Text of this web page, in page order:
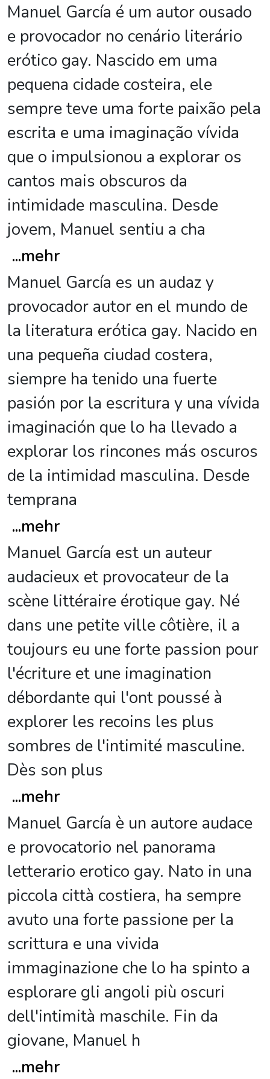
Manuel García é um autor ousado
e provocador no cenário literário
erótico gay. Nascido em uma
pequena cidade costeira, ele
sempre teve uma forte paixão pela
escrita e uma imaginação vívida
que o impulsionou a explorar os
cantos mais obscuros da
intimidade masculina. Desde
jovem, Manuel sentiu a cha
...mehr
Manuel García es un audaz y
provocador autor en el mundo de
la literatura erótica gay. Nacido en
una pequeña ciudad costera,
siempre ha tenido una fuerte
pasión por la escritura y una vívida
imaginación que lo ha llevado a
explorar los rincones más oscuros
de la intimidad masculina. Desde
temprana
...mehr
Manuel García est un auteur
audacieux et provocateur de la
scène littéraire érotique gay. Né
dans une petite ville côtière, il a
toujours eu une forte passion pour
l'écriture et une imagination
débordante qui l'ont poussé à
explorer les recoins les plus
sombres de l'intimité masculine.
Dès son plus
...mehr
Manuel García è un autore audace
e provocatorio nel panorama
letterario erotico gay. Nato in una
piccola città costiera, ha sempre
avuto una forte passione per la
scrittura e una vivida
immaginazione che lo ha spinto a
esplorare gli angoli più oscuri
dell'intimità maschile. Fin da
giovane, Manuel h
...mehr